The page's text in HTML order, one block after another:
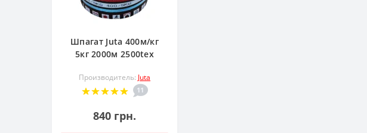
Шпагат Juta 400м/кг
5кг 2000м 2500tex
Производитель: Juta
11
840 грн.